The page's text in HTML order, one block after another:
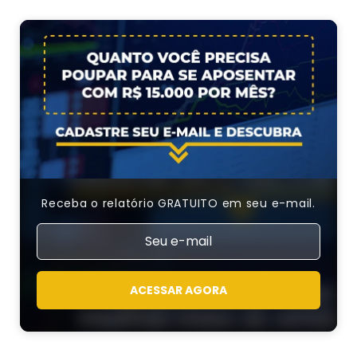
Receba o relatório GRATUITO em seu e-mail.
ACESSAR AGORA